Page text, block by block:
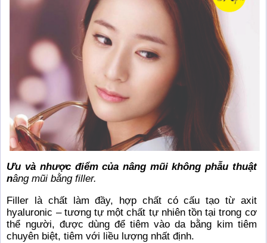
Ưu và nhược điểm của nâng mũi không phẫu thuật
nâng mũi bằng filler.
Filler là chất làm đầy, hợp chất có cấu tạo từ axit
hyaluronic – tương tự một chất tự nhiên tồn tại trong cơ
thể người, được dùng để tiêm vào da bằng kim tiêm
chuyên biệt, tiêm với liều lượng nhất định.